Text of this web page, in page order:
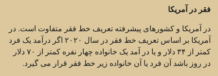
فقر در آمریکا
در آمریکا و کشورهای پیشرفته تعریف خط فقر متفاوت است. در
آمریکا بر اساس تعریف خط فقر در سال ۲۰۲۰ اگر درآمد یک فرد
کمتر از ۳۴ دلار و یا در آمد یک خانواده چهار نفره کمتر از ۷۰ دلار
در روز باشد آن فرد یا آن خانواده زیر خط فقر قرار می گیرد.